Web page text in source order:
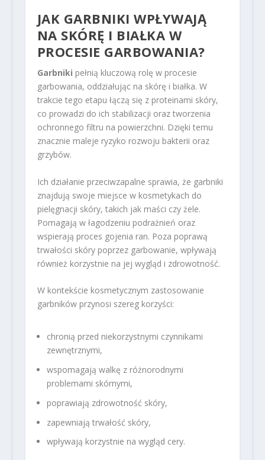
JAK GARBNIKI WPŁYWAJĄ
NA SKÓRĘ I BIAŁKA W
PROCESIE GARBOWANIA?
Garbniki pełnią kluczową rolę w procesie
garbowania, oddziałując na skórę i białka. W
trakcie tego etapu łączą się z proteinami skóry,
co prowadzi do ich stabilizacji oraz tworzenia
ochronnego filtru na powierzchni. Dzięki temu
znacznie maleje ryzyko rozwoju bakterii oraz
grzybów.
Ich działanie przeciwzapalne sprawia, że garbniki
znajdują swoje miejsce w kosmetykach do
pielęgnacji skóry, takich jak maści czy żele.
Pomagają w łagodzeniu podrażnień oraz
wspierają proces gojenia ran. Poza poprawą
trwałości skóry poprzez garbowanie, wpływają
również korzystnie na jej wygląd i zdrowotność.
W kontekście kosmetycznym zastosowanie
garbników przynosi szereg korzyści:
chronią przed niekorzystnymi czynnikami
zewnętrznymi,
wspomagają walkę z różnorodnymi
problemami skórnymi,
poprawiają zdrowotność skóry,
zapewniają trwałość skóry,
wpływają korzystnie na wygląd cery.